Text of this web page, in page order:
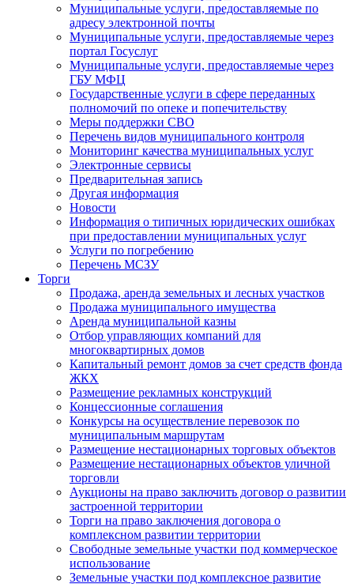
Муниципальные услуги, предоставляемые по
адресу электронной почты
Муниципальные услуги, предоставляемые через
портал Госуслуг
Муниципальные услуги, предоставляемые через
ГБУ МФЦ
Государственные услуги в сфере переданных
полномочий по опеке и попечительству
Меры поддержки СВО
Перечень видов муниципального контроля
Мониторинг качества муниципальных услуг
Электронные сервисы
Предварительная запись
Другая информация
Новости
Информация о типичных юридических ошибках
при предоставлении муниципальных услуг
Услуги по погребению
Перечень МСЗУ
Торги
Продажа, аренда земельных и лесных участков
Продажа муниципального имущества
Аренда муниципальной казны
Отбор управляющих компаний для
многоквартирных домов
Капитальный ремонт домов за счет средств фонда
ЖКХ
Размещение рекламных конструкций
Концессионные соглашения
Конкурсы на осуществление перевозок по
муниципальным маршрутам
Размещение нестационарных торговых объектов
Размещение нестационарных объектов уличной
торговли
Аукционы на право заключить договор о развитии
застроенной территории
Торги на право заключения договора о
комплексном развитии территории
Свободные земельные участки под коммерческое
использование
Земельные участки под комплексное развитие